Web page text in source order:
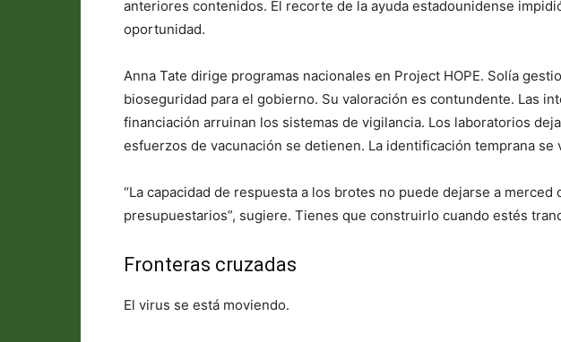
anteriores contenidos. El recorte de la ayuda estadounidense
oportunidad.
Anna Tate dirige programas nacionales en Project HOPE. Solía
bioseguridad para el gobierno. Su valoración es contundente. Las
financiación arruinan los sistemas de vigilancia. Los laboratorios
esfuerzos de vacunación se detienen. La identificación temprana se
“La capacidad de respuesta a los brotes no puede dejarse a merced
presupuestarios”, sugiere. Tienes que construirlo cuando estés
Fronteras cruzadas
El virus se está moviendo.